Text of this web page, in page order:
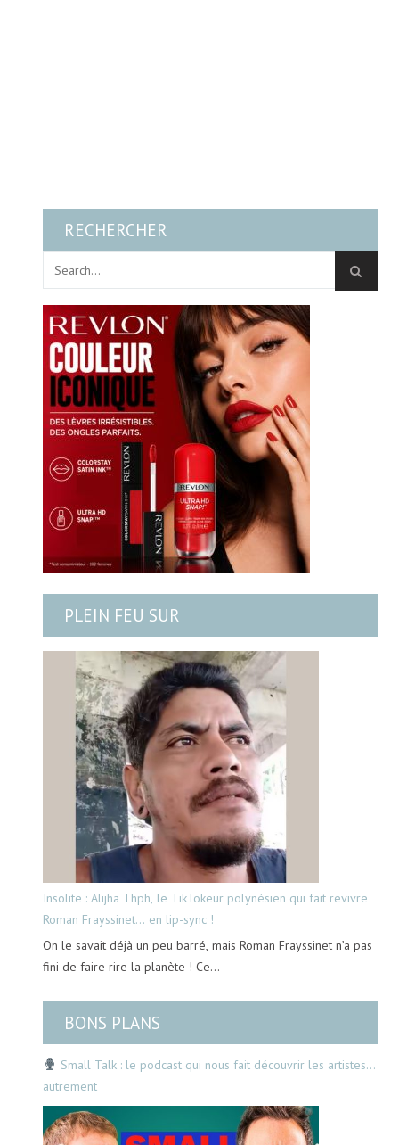
RECHERCHER
PLEIN FEU SUR
Insolite : Alijha Thph, le TikTokeur polynésien qui fait revivre
Roman Frayssinet… en lip-sync !
On le savait déjà un peu barré, mais Roman Frayssinet n’a pas
fini de faire rire la planète ! Ce…
BONS PLANS
Small Talk : le podcast qui nous fait découvrir les artistes…
autrement